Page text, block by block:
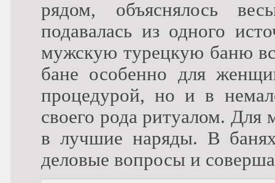
рядом, объяснялось
подавалась из одного
мужскую турецкую баню
бане особенно для
процедурой, но и в
своего рода ритуалом.
в лучшие наряды. В
деловые вопросы и